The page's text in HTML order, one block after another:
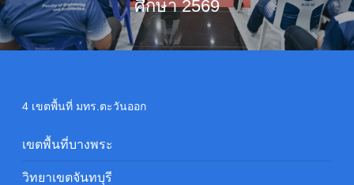
ศึกษา 2569
4 เขตพื้นที่ มทร.ตะวันออก
เขตพื้นที่บางพระ
วิทยาเขตจันทบุรี